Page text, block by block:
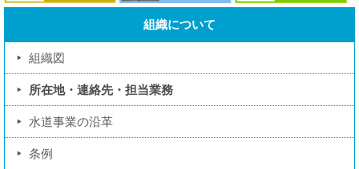
組織について
組織図
所在地・連絡先・担当業務
水道事業の沿革
条例